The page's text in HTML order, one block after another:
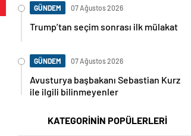
GÜNDEM 07 Ağustos 2026
Trump’tan seçim sonrası ilk mülakat
GÜNDEM 07 Ağustos 2026
Avusturya başbakanı Sebastian Kurz
ile ilgili bilinmeyenler
KATEGORİNİN POPÜLERLERİ